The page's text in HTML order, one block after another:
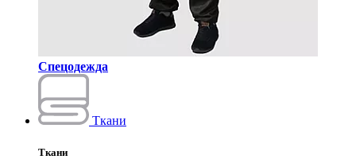
Спецодежда
Ткани
Ткани